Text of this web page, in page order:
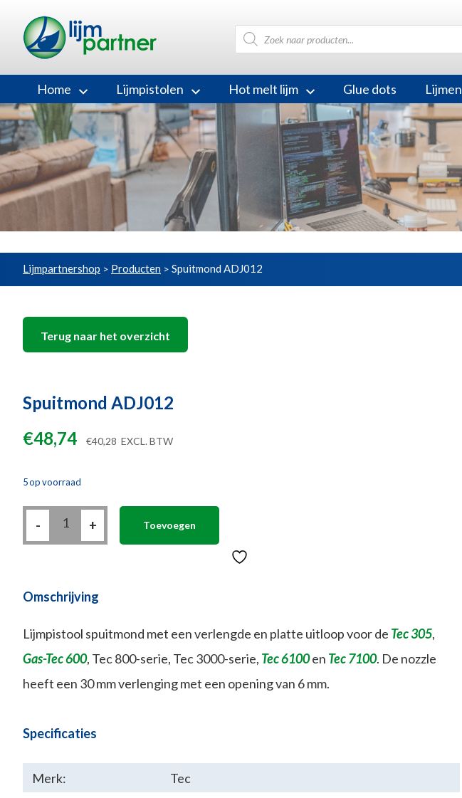
Producten
zoeken
Home Lijmpistolen Hot melt lijm Glue dots Lijmen
Lijmpartnershop > Producten > Spuitmond ADJ012
Terug naar het overzicht
Spuitmond ADJ012
€48,74 €40,28 EXCL. BTW
5 op voorraad
-
Spuitmond
ADJ012
+ Toevoegen
Omschrijving
Lijmpistool spuitmond met een verlengde en platte uitloop voor de Tec 305,
Gas-Tec 600, Tec 800-serie, Tec 3000-serie, Tec 6100en Tec 7100. De nozzle
heeft een 30 mm verlenging met een opening van 6 mm.
Specificaties
Merk: Tec